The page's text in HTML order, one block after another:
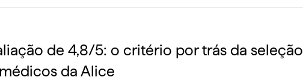
de 4,8/5: o critério por trás da seleção
da Alice